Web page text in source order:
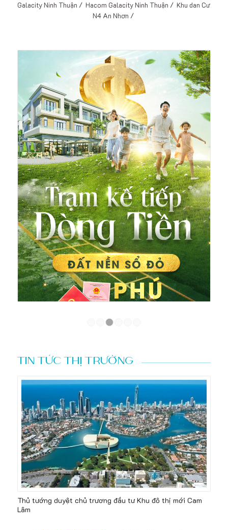
Galacity Ninh Thuận / Hacom Galacity Ninh Thuận / Khu dan Cư
N4 An Nhơn /
TIN TỨC THỊ TRƯỜNG
Thủ tướng duyệt chủ trương đầu tư Khu đô thị mới Cam
Lâm